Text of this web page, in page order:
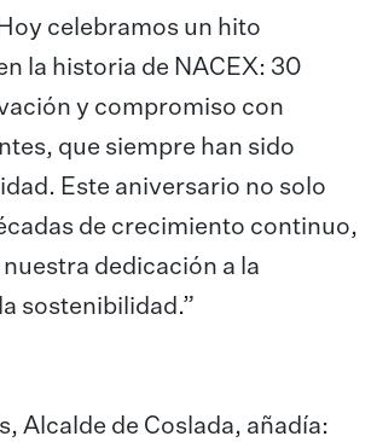
celebramos un hito
la historia de NACEX: 30
y compromiso con
que siempre han sido
Este aniversario no solo
de crecimiento continuo,
dedicación a la
sostenibilidad.”
Alcalde de Coslada, añadía: